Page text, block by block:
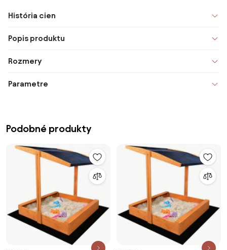
História cien
Popis produktu
Rozmery
Parametre
Podobné produkty